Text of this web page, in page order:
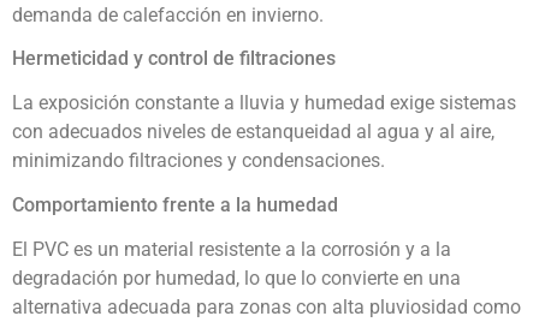
demanda de calefacción en invierno.
Hermeticidad y control de filtraciones
La exposición constante a lluvia y humedad exige sistemas
con adecuados niveles de estanqueidad al agua y al aire,
minimizando filtraciones y condensaciones.
Comportamiento frente a la humedad
El PVC es un material resistente a la corrosión y a la
degradación por humedad, lo que lo convierte en una
alternativa adecuada para zonas con alta pluviosidad como